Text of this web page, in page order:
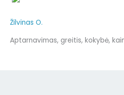
Žilvinas O.
Aptarnavimas, greitis, kokybė,